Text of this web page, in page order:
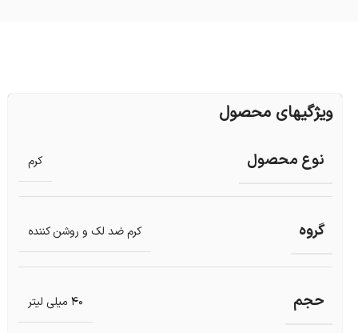
ویژگیهای محصول
نوع محصول کرم
گروه کرم ضد لک و روشن کننده
حجم 40 میلی لیتر